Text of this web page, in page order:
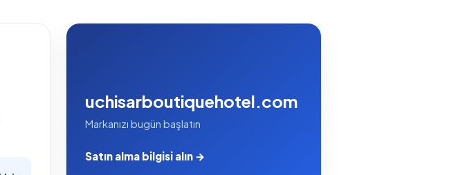
uchisarboutiquehotel.com
Markanızı bugün başlatın
Satın alma bilgisi alın →